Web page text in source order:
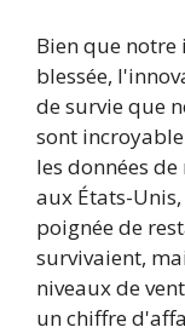
Bien que
blessée,
de survie que
sont
les données
aux États-
poignée de
survivaient,
niveaux de
un chiffre